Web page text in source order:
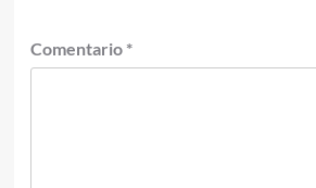
Comentario *